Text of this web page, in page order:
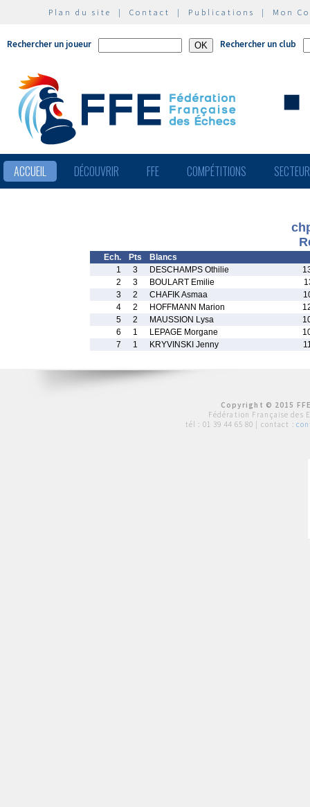
Plan du site | Contact | Publications | Mon
Rechercher un joueur Rechercher un club
ACCUEIL DÉCOUVRIR FFE COMPÉTITIONS
Ech. Pts
Blancs
1
3 DESCHAMPS Othilie
2
3 BOULART Emilie
3
2 CHAFIK Asmaa
4
2 HOFFMANN Marion
5
2 MAUSSION Lysa
6
1 LEPAGE Morgane
7
1 KRYVINSKI Jenny
Copyright © 2015
Fédération Française des
tél : 01 39 44 65 80 | contact :